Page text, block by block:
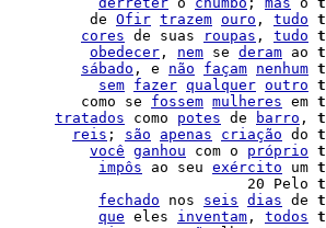
|          de Ofir trazem ouro , tudo
cores de suas roupas , tudo
obedecer , nem se deram ao
sábado , e não façam nenhum
sem fazer qualquer outro
|         como se fossem mulheres em
tratados como potes de barro ,
reis ; são apenas criação do
você ganhou com o próprio
impôs ao seu exército um
|                            20 Pelo
fechado nos seis dias de
que eles inventam , todos